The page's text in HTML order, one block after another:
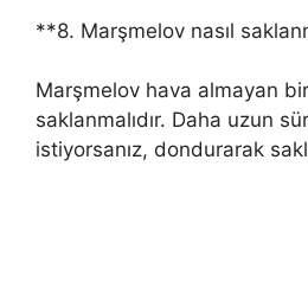
**8. Marşmelov nasıl
Marşmelov hava almayan
saklanmalıdır. Daha uzun
istiyorsanız, dondurarak